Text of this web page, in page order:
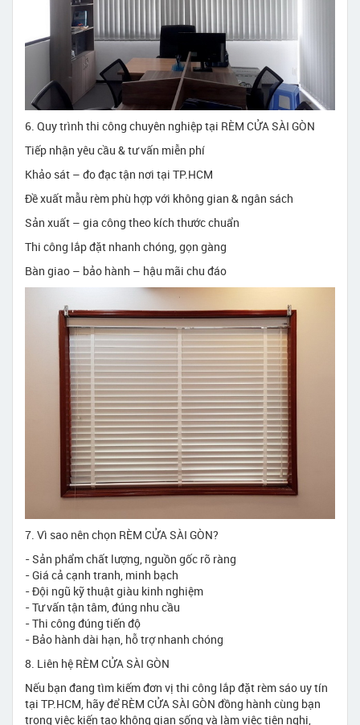
6. Quy trình thi công chuyên nghiệp tại RÈM CỬA SÀI GÒN
Tiếp nhận yêu cầu & tư vấn miễn phí
Khảo sát – đo đạc tận nơi tại TP.HCM
Đề xuất mẫu rèm phù hợp với không gian & ngân sách
Sản xuất – gia công theo kích thước chuẩn
Thi công lắp đặt nhanh chóng, gọn gàng
Bàn giao – bảo hành – hậu mãi chu đáo
7. Vì sao nên chọn RÈM CỬA SÀI GÒN?
- Sản phẩm chất lượng, nguồn gốc rõ ràng
- Giá cả cạnh tranh, minh bạch
- Đội ngũ kỹ thuật giàu kinh nghiệm
- Tư vấn tận tâm, đúng nhu cầu
- Thi công đúng tiến độ
- Bảo hành dài hạn, hỗ trợ nhanh chóng
8. Liên hệ RÈM CỬA SÀI GÒN
Nếu bạn đang tìm kiếm đơn vị thi công lắp đặt rèm sáo uy tín
tại TP.HCM, hãy để RÈM CỬA SÀI GÒN đồng hành cùng bạn
trong việc kiến tạo không gian sống và làm việc tiện nghi,